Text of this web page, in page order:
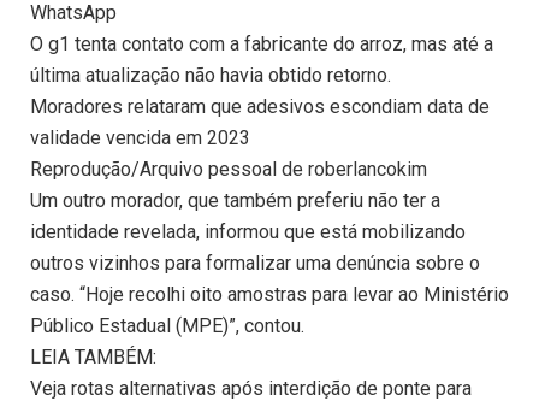
WhatsApp
O g1 tenta contato com a fabricante do arroz, mas até a
última atualização não havia obtido retorno.
Moradores relataram que adesivos escondiam data de
validade vencida em 2023
Reprodução/Arquivo pessoal de roberlancokim
Um outro morador, que também preferiu não ter a
identidade revelada, informou que está mobilizando
outros vizinhos para formalizar uma denúncia sobre o
caso. “Hoje recolhi oito amostras para levar ao Ministério
Público Estadual (MPE)”, contou.
LEIA TAMBÉM:
Veja rotas alternativas após interdição de ponte para